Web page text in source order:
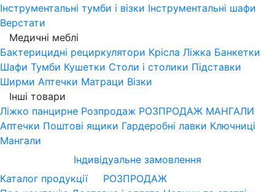
Інструментальні тумби і візки Інструментальні шафи
Верстати
Медичні меблі
Бактерицидні рециркулятори Крісла Ліжка Банкетки
Шафи Тумби Кушетки Столи і столики Підставки
Ширми Аптечки Матраци Візки
Інші товари
Ліжко панцирне Розпродаж РОЗПРОДАЖ МАНГАЛИ
Аптечки Поштові ящики Гардеробні лавки Ключниці
Мангали
Індивідуальне замовлення
Каталог продукції
РОЗПРОДАЖ